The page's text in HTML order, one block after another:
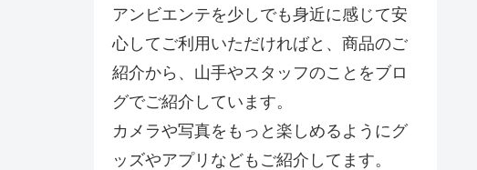
アンビエンテを少しでも身近に感じて安
心してご利用いただければと、商品のご
紹介から、山手やスタッフのことをブロ
グでご紹介しています。
カメラや写真をもっと楽しめるようにグ
ッズやアプリなどもご紹介してます。